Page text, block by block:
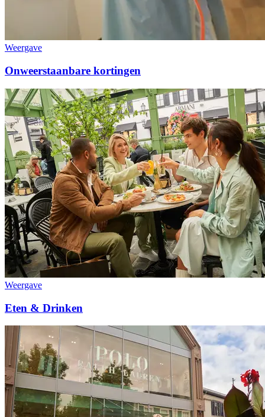
Weergave
Onweerstaanbare kortingen
Weergave
Eten & Drinken